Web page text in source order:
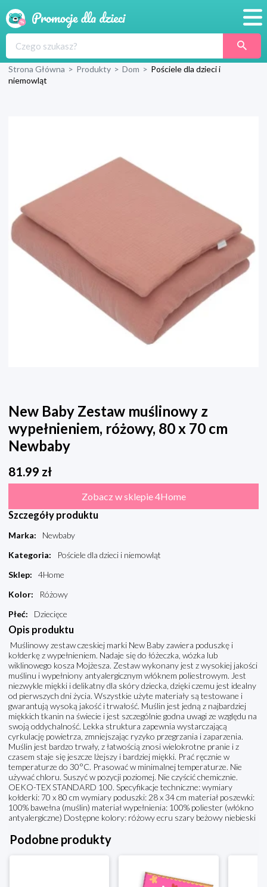
Produkty
Wyprawka
Strona Główna > Produkty > Dom > Pościele dla dzieci i
niemowląt
New Baby Zestaw muślinowy z
wypełnieniem, różowy, 80 x 70 cm
Newbaby
81.99 zł
Zobacz w sklepie 4Home
Szczegóły produktu
Marka:
Newbaby
Kategoria:
Pościele dla dzieci i niemowląt
Sklep:
4Home
Kolor:
Różowy
Płeć: Dziecięce
Opis produktu
Muślinowy zestaw czeskiej marki New Baby zawiera poduszkę i
kołderkę z wypełnieniem. Nadaje się do łóżeczka, wózka lub
wiklinowego kosza Mojżesza. Zestaw wykonany jest z wysokiej jakości
muślinu i wypełniony antyalergicznym włóknem poliestrowym. Jest
niezwykle miękki i delikatny dla skóry dziecka, dzięki czemu jest idealny
od pierwszych dni życia. Wszystkie użyte materiały są testowane i
gwarantują wysoką jakość i trwałość. Muślin jest jedną z najbardziej
miękkich tkanin na świecie i jest szczególnie godna uwagi ze względu na
swoją oddychalność. Lekka struktura zapewnia wystarczającą
cyrkulację powietrza, zmniejszając ryzyko przegrzania i zaparzenia.
Muślin jest bardzo trwały, z łatwością znosi wielokrotne pranie i z
czasem staje się jeszcze lżejszy i bardziej miękki. Prać ręcznie w
temperaturze do 30°C. Prasować w minimalnej temperaturze. Nie
używać chloru. Suszyć w pozycji poziomej. Nie czyścić chemicznie.
OEKO-TEX STANDARD 100. Specyfikacje techniczne: wymiary
kołderki: 70 x 80 cm wymiary poduszki: 28 x 34 cm materiał poszewki:
100% bawełna (muślin) materiał wypełnienia: 100% poliester (włókno
antyalergiczne) Dostępne kolory: różowy ecru szary beżowy niebieski
Podobne produkty